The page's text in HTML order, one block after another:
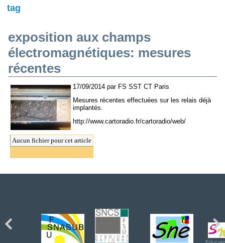
tag
exposition aux champs
électromagnétiques: mesures
récentes
17/09/2014 par FS SST CT Paris
Mesures récentes effectuées sur les relais déjà
implantés.
http://www.cartoradio.fr/cartoradio/web/
Aucun fichier pour cet article